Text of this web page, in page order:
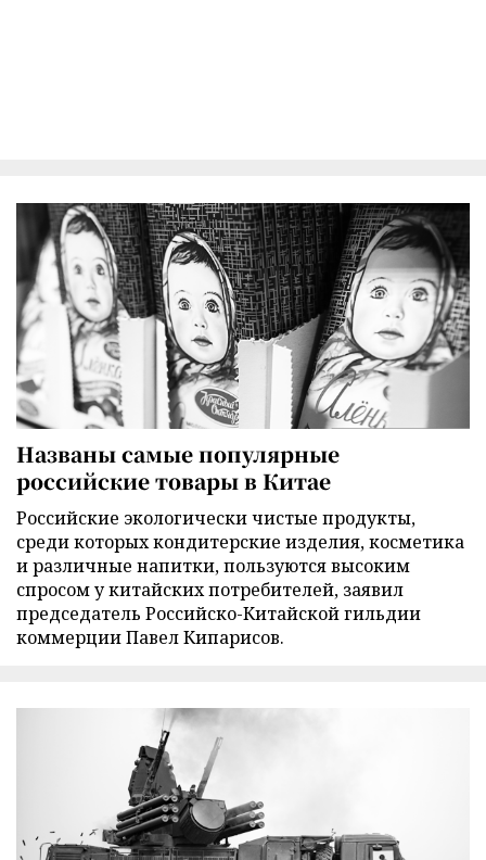
Названы самые популярные
российские товары в Китае
Российские экологически чистые продукты,
среди которых кондитерские изделия, косметика
и различные напитки, пользуются высоким
спросом у китайских потребителей, заявил
председатель Российско-Китайской гильдии
коммерции Павел Кипарисов.